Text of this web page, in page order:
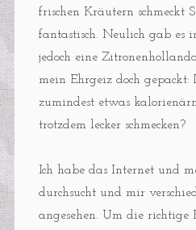
frischen Kräutern schmeckt
fantastisch. Neulich gab es
jedoch eine
mein Ehrgeiz doch gepackt:
zumindest etwas
trotzdem lecker schmecken?
Ich habe das Internet und
durchsucht und mir
angesehen. Um die richtige